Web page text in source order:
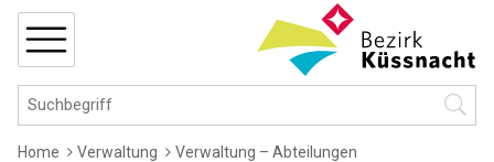
Navigieren in Küssnacht
Schnellnavigation
Hauptnavigation
Suchbegriff
Breadcrumb
Home Verwaltung
Verwaltung – Abteilungen